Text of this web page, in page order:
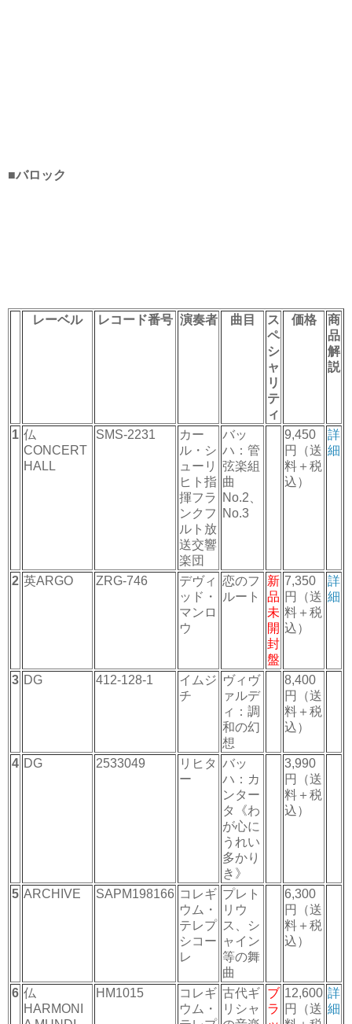
■バロック
レーベル レコード番号 演奏者 曲目
ス
ペ
シ
ャ
リ
テ
ィ
価格
商
品
解
説
1 仏
CONCERT
HALL
SMS-2231
カー
ル・シ
ューリ
ヒト指
揮フラ
ンクフ
ルト放
送交響
楽団
バッ
ハ：管
弦楽組
曲
No.2、
No.3
9,450
円（送
料＋税
込）
詳
細
2 英ARGO ZRG-746
デヴィ
ッド・
マンロ
ウ
恋のフ
ルート
新
品
未
開
封
盤
7,350
円（送
料＋税
込）
詳
細
3 DG 412-128-1
イムジ
チ
ヴィヴ
ァルデ
ィ：調
和の幻
想
8,400
円（送
料＋税
込）
4 DG 2533049
リヒタ
ー
バッ
ハ：カ
ンター
タ《わ
が心に
うれい
多かり
き》
3,990
円（送
料＋税
込）
5 ARCHIVE SAPM198166 コレギ
ウム・
テレプ
シコー
レ
プレト
リウ
ス、シ
ャイン
等の舞
曲
6,300
円（送
料＋税
込）
6 仏
HARMONI
HM1015
コレギ
ウム・
古代ギ
リシャ
ブ
ラ
12,600
円（送
詳
細